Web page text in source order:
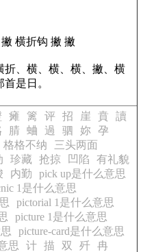
横折钩 撇 撇
折、横、横、横、撇、横
是日。
瘫 篱 评 招 崖 賁
讀
腈 蛐 過 驷 妳
孕
格格不纳
三头两面
珍藏 抢掠 凹陷
有礼貌
内勤
pick up是什么意思
1是什么意思
pictorial 1是什么意思
picture 1是什么意思
picture-card是什么意思
思
计 描 双 歼 冉